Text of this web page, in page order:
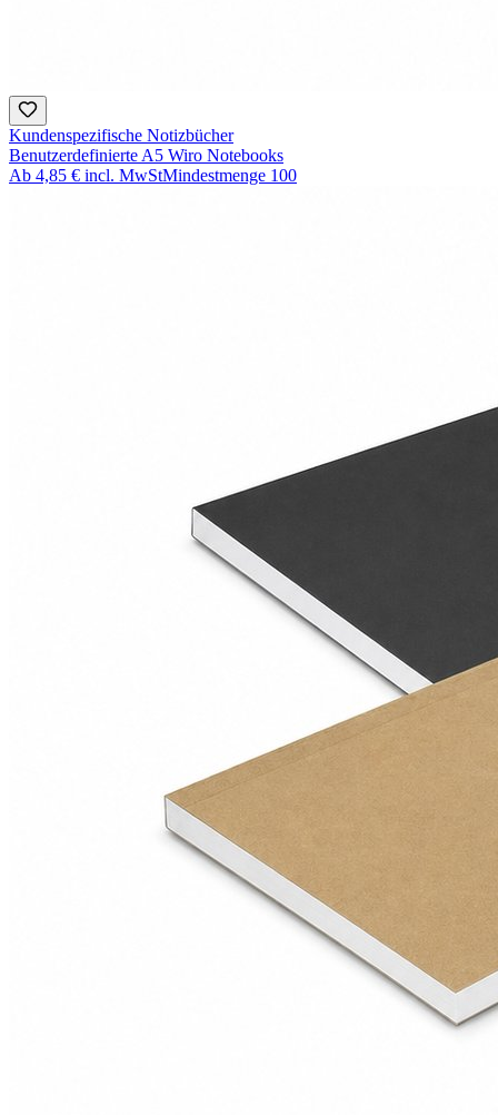
Kundenspezifische Notizbücher
Benutzerdefinierte A5 Wiro Notebooks
Ab 4,85 € incl. MwStMindestmenge 100